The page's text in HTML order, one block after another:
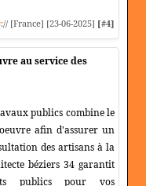
:// [France] [23-06-2025] [#4]
au service des
publics combine le
afin d'assurer un
des artisans à la
béziers 34 garantit
publics pour vos